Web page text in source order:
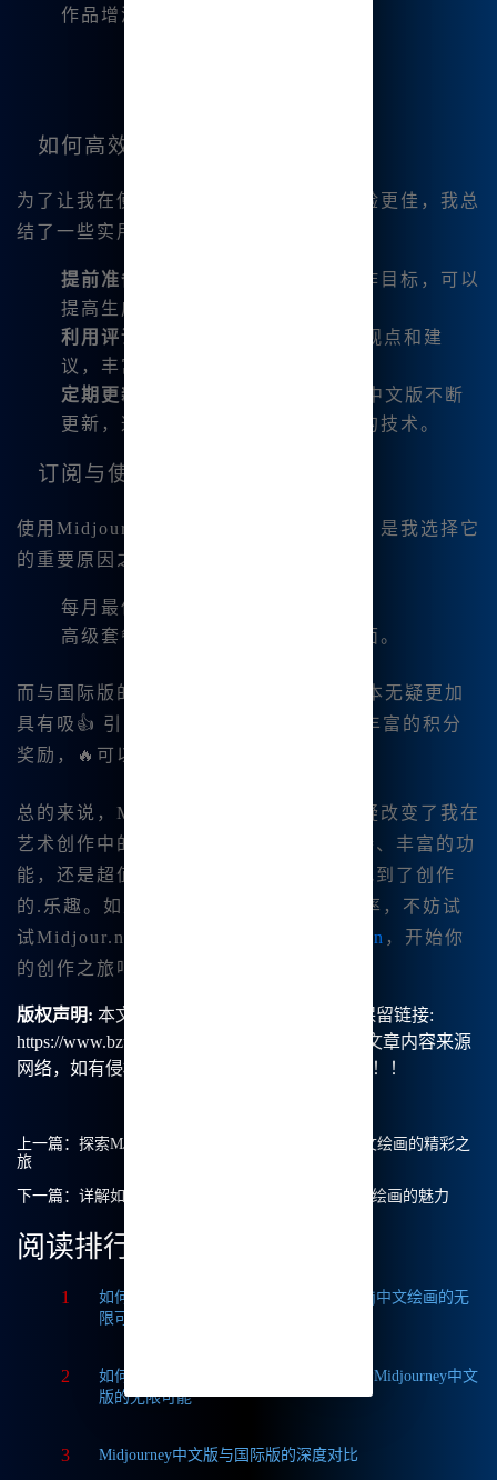
作品增添了新的维度。
如何高效使用Midjourney中文版
为了让我在使用Midjourney中文版时体验更佳，我总
结了一些实用的技巧：
提前准备好创作主题
：明确你的创作目标，可以
提高生成图像的效率。
利用评论功能
：使用AI获取不同的观点和建
议，丰富自己的创作思路。
定期更新自己的工具
：Midjourney中文版不断
更新，这让我总是能体验到最前沿的技术。
订阅与使用成本
使用Midjourney中文版的成本相对友好，是我选择它
的重要原因之一。具体的费用标准如下：
每月最低仅需9.9元的订阅套餐。
高级套餐39.8元每月，功能更加全面。
而与国际版的
相比，国内版本无疑更加
具有吸👍 引力，并且首次注册用户还有丰富的积分
奖励，🔥可以尽情享受绘画的乐趣。
总的来说，Midjourney中文版的出现无疑改变了我在
艺术创作中的工作方式。无论是中文支持、丰富的功
能，还是超值的使用成本，都让我重新找到了创作
的.乐趣。如果你也想提高你的创作效率，不妨试
试Midjour.ney中文版，访问
www.bzu.cn ，开始你
的创作之旅吧！
版权声明: 本文由【B族智能】原创，转载请保留链接:
https://www.bzu.cn/news/show/9369.html，部分文章内容来源
网络，如有侵权请联系我们删除处理。谢谢！！！
上一篇： 探索MJ AI画图的无限可能：Midjourney中文绘画的精彩之
旅
下一篇： 详解如何进行Midjourney注册，体验Mj中文绘画的魅力
阅读排行
1
如何获取Midjourney破解版免费？探索Mj中文绘画的无
限可能
2
如何轻松实现Midjourney本地部署？探索Midjourney中文
版的无限可能
3 Midjourney中文版与国际版的深度对比